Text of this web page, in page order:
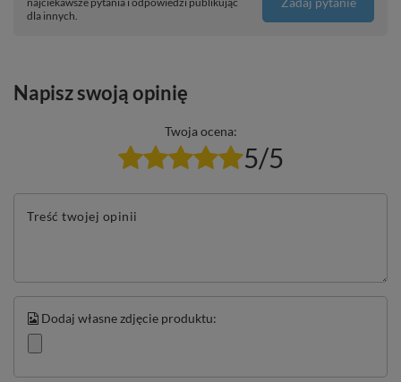
dla innych.
Napisz swoją opinię
Twoja ocena:
5/5
Treść twojej opinii
Dodaj własne zdjęcie produktu: